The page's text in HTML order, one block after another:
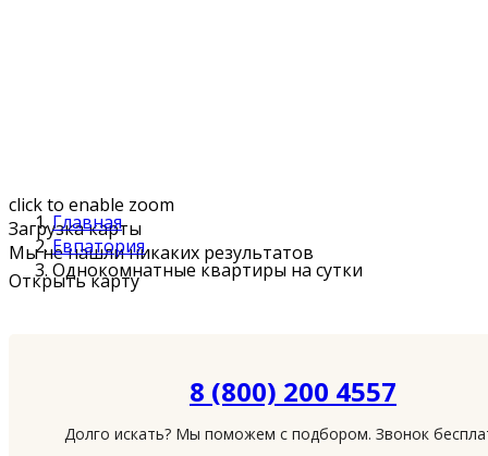
click to enable zoom
Загрузка карты
Мы не нашли никаких результатов
Открыть карту
Главная
Евпатория
Однокомнатные квартиры на сутки
8 (800) 200 4557
Долго искать? Мы поможем с подбором. Звонок